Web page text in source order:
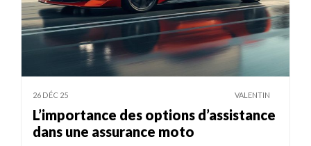
26 DÉC 25 VALENTIN
L’importance des options d’assistance
dans une assurance moto